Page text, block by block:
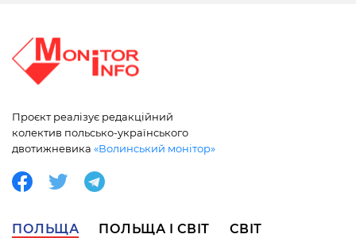
Проєкт реалізує редакційний
колектив польсько-українського
двотижневика «Волинський монітор»
ПОЛЬЩА ПОЛЬЩА І СВІТ
СВІТ